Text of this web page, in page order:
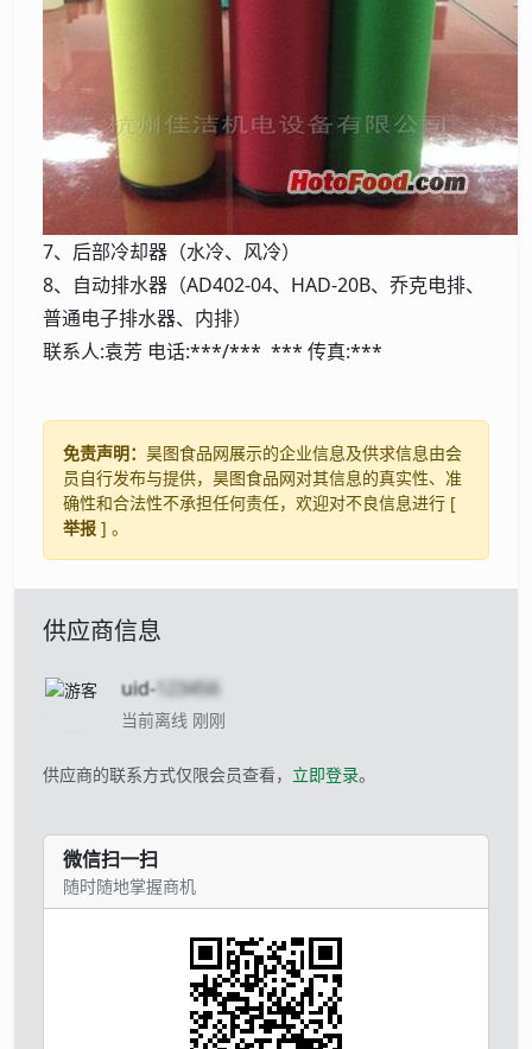
7、后部冷却器（水冷、风冷）
8、自动排水器（AD402-04、HAD-20B、乔克电排、
普通电子排水器、内排）
联系人:袁芳 电话:***/*** *** 传真:***
免责声明： 昊图食品网展示的企业信息及供求信息由会
员自行发布与提供，昊图食品网对其信息的真实性、准
确性和合法性不承担任何责任，欢迎对不良信息进行 [
举报 ] 。
供应商信息
uid- 123456
当前离线 刚刚
供应商的联系方式仅限会员查看， 立即登录。
微信扫一扫
随时随地掌握商机